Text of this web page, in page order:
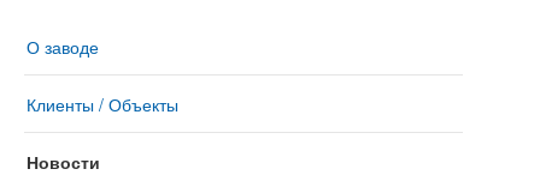
О заводе
Клиенты / Объекты
Новости